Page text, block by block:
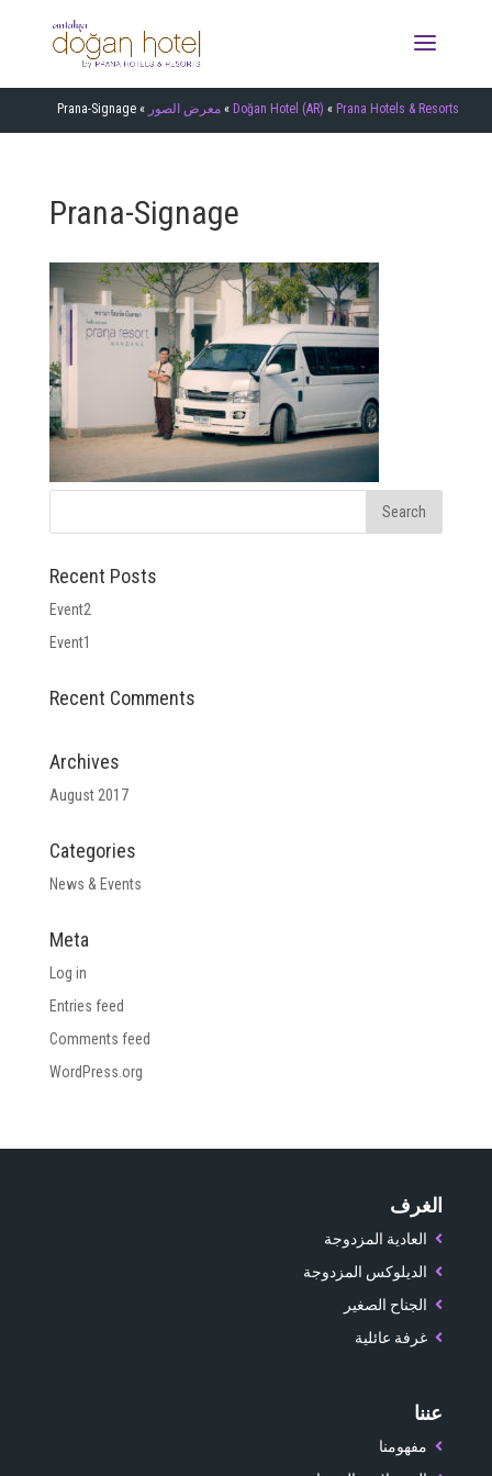
Prana Hotels & Resorts
»
Doğan Hotel (AR)
» معرض الصور »
Prana-Signage
Prana-Signage
Recent Posts
Event2
Event1
Recent Comments
Archives
August 2017
Categories
News & Events
Meta
Log in
Entries feed
Comments feed
WordPress.org
الغرف
العادية المزدوجة
الديلوكس المزدوجة
الجناح الصغير
غرفة عائلية
عننا
مفهومنا